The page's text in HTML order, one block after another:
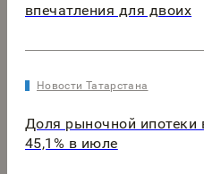
впечатления для двоих
Новости Татарстана
Доля рыночной ипотеки
45,1% в июле